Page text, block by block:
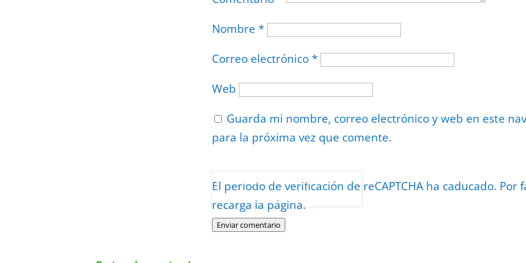
Nombre *
Correo electrónico *
Web
Guarda mi nombre, correo electrónico y web en este
para la próxima vez que comente.
El periodo de verificación de reCAPTCHA ha caducado. Por
recarga la página.
Enviar comentario
Protegidos por reCAPTCHA
Términos